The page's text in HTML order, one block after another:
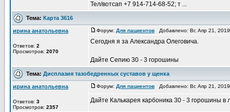
Тел/вотсап +7 914-714-68-52; т ...
Тема: Карта 3616
ирина анатольевна
Ответов: 2
Просмотров: 2070
Форум: Для пациентов Добавлено: Вс Апр 21,
Сегодня я за Александра Олеговича.
Дайте Сепию 30 - 3 горошины
Тема: Дисплазия тазобедренных суставов у щенка
ирина анатольевна
Ответов: 3
Просмотров: 2357
Форум: Для пациентов Добавлено: Вс Апр 21,
Дайте Калькарея карбоника 30 - 3 горошины в